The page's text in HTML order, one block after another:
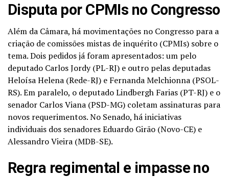
Disputa por CPMIs no Congresso
Além da Câmara, há movimentações no Congresso para a
criação de comissões mistas de inquérito (CPMIs) sobre o
tema. Dois pedidos já foram apresentados: um pelo
deputado Carlos Jordy (PL-RJ) e outro pelas deputadas
Heloísa Helena (Rede-RJ) e Fernanda Melchionna (PSOL-
RS). Em paralelo, o deputado Lindbergh Farias (PT-RJ) e o
senador Carlos Viana (PSD-MG) coletam assinaturas para
novos requerimentos. No Senado, há iniciativas
individuais dos senadores Eduardo Girão (Novo-CE) e
Alessandro Vieira (MDB-SE).
Regra regimental e impasse no